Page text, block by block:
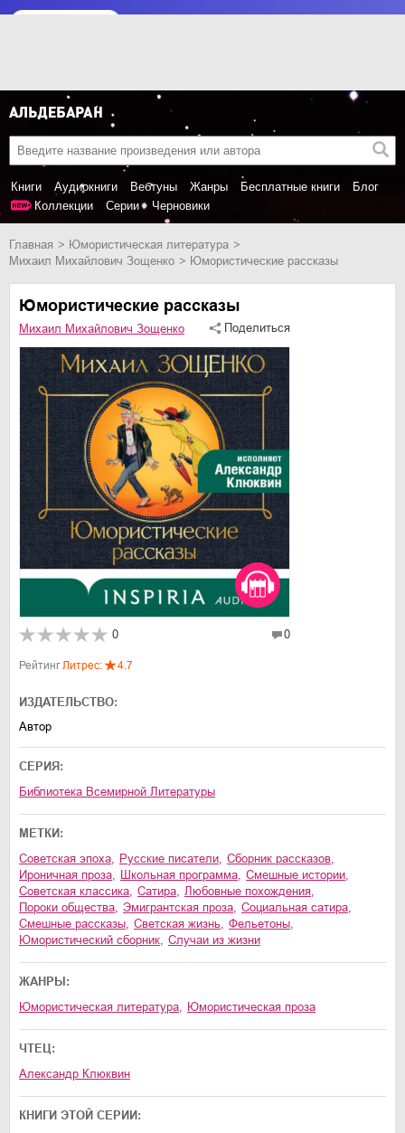
Книги Аудиокниги Вебтуны Жанры Бесплатные книги
Блог
Коллекции
Серии Черновики
Главная
юмористическая литература
Михаил Михайлович Зощенко
Юмористические рассказы
Юмористические рассказы
Михаил Михайлович Зощенко Поделиться
0 0
РейтингЛитрес: 4.7
ИЗДАТЕЛЬСТВО:
Автор
СЕРИЯ:
Библиотека Всемирной Литературы
МЕТКИ:
советская эпоха
русские писатели сборник рассказов
ироничная проза
школьная программа смешные истории
советская классика
сатира любовные похождения
пороки общества
эмигрантская проза социальная сатира
смешные рассказы
светская жизнь фельетоны
юмористический сборник
случаи из жизни
ЖАНРЫ:
юмористическая литература
юмористическая проза
ЧТЕЦ:
Александр Клюквин
КНИГИ ЭТОЙ СЕРИИ: